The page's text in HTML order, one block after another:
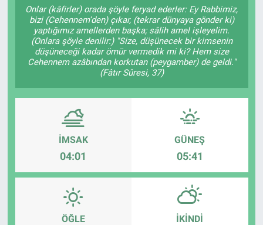
Onlar (kâfirler) orada şöyle feryad ederler: Ey Rabbimiz,
bizi (Cehennem’den) çıkar, (tekrar dünyaya gönder ki)
yaptığımız amellerden başka; sâlih amel işleyelim.
(Onlara şöyle denilir:) "Size, düşünecek bir kimsenin
düşüneceği kadar ömür vermedik mi ki? Hem size
Cehennem azâbından korkutan (peygamber) de geldi."
(Fâtır Sûresi, 37)
İMSAK
04:01
GÜNEŞ
05:41
ÖĞLE İKINDI
Sağlıklı Yaşam
Siyaset